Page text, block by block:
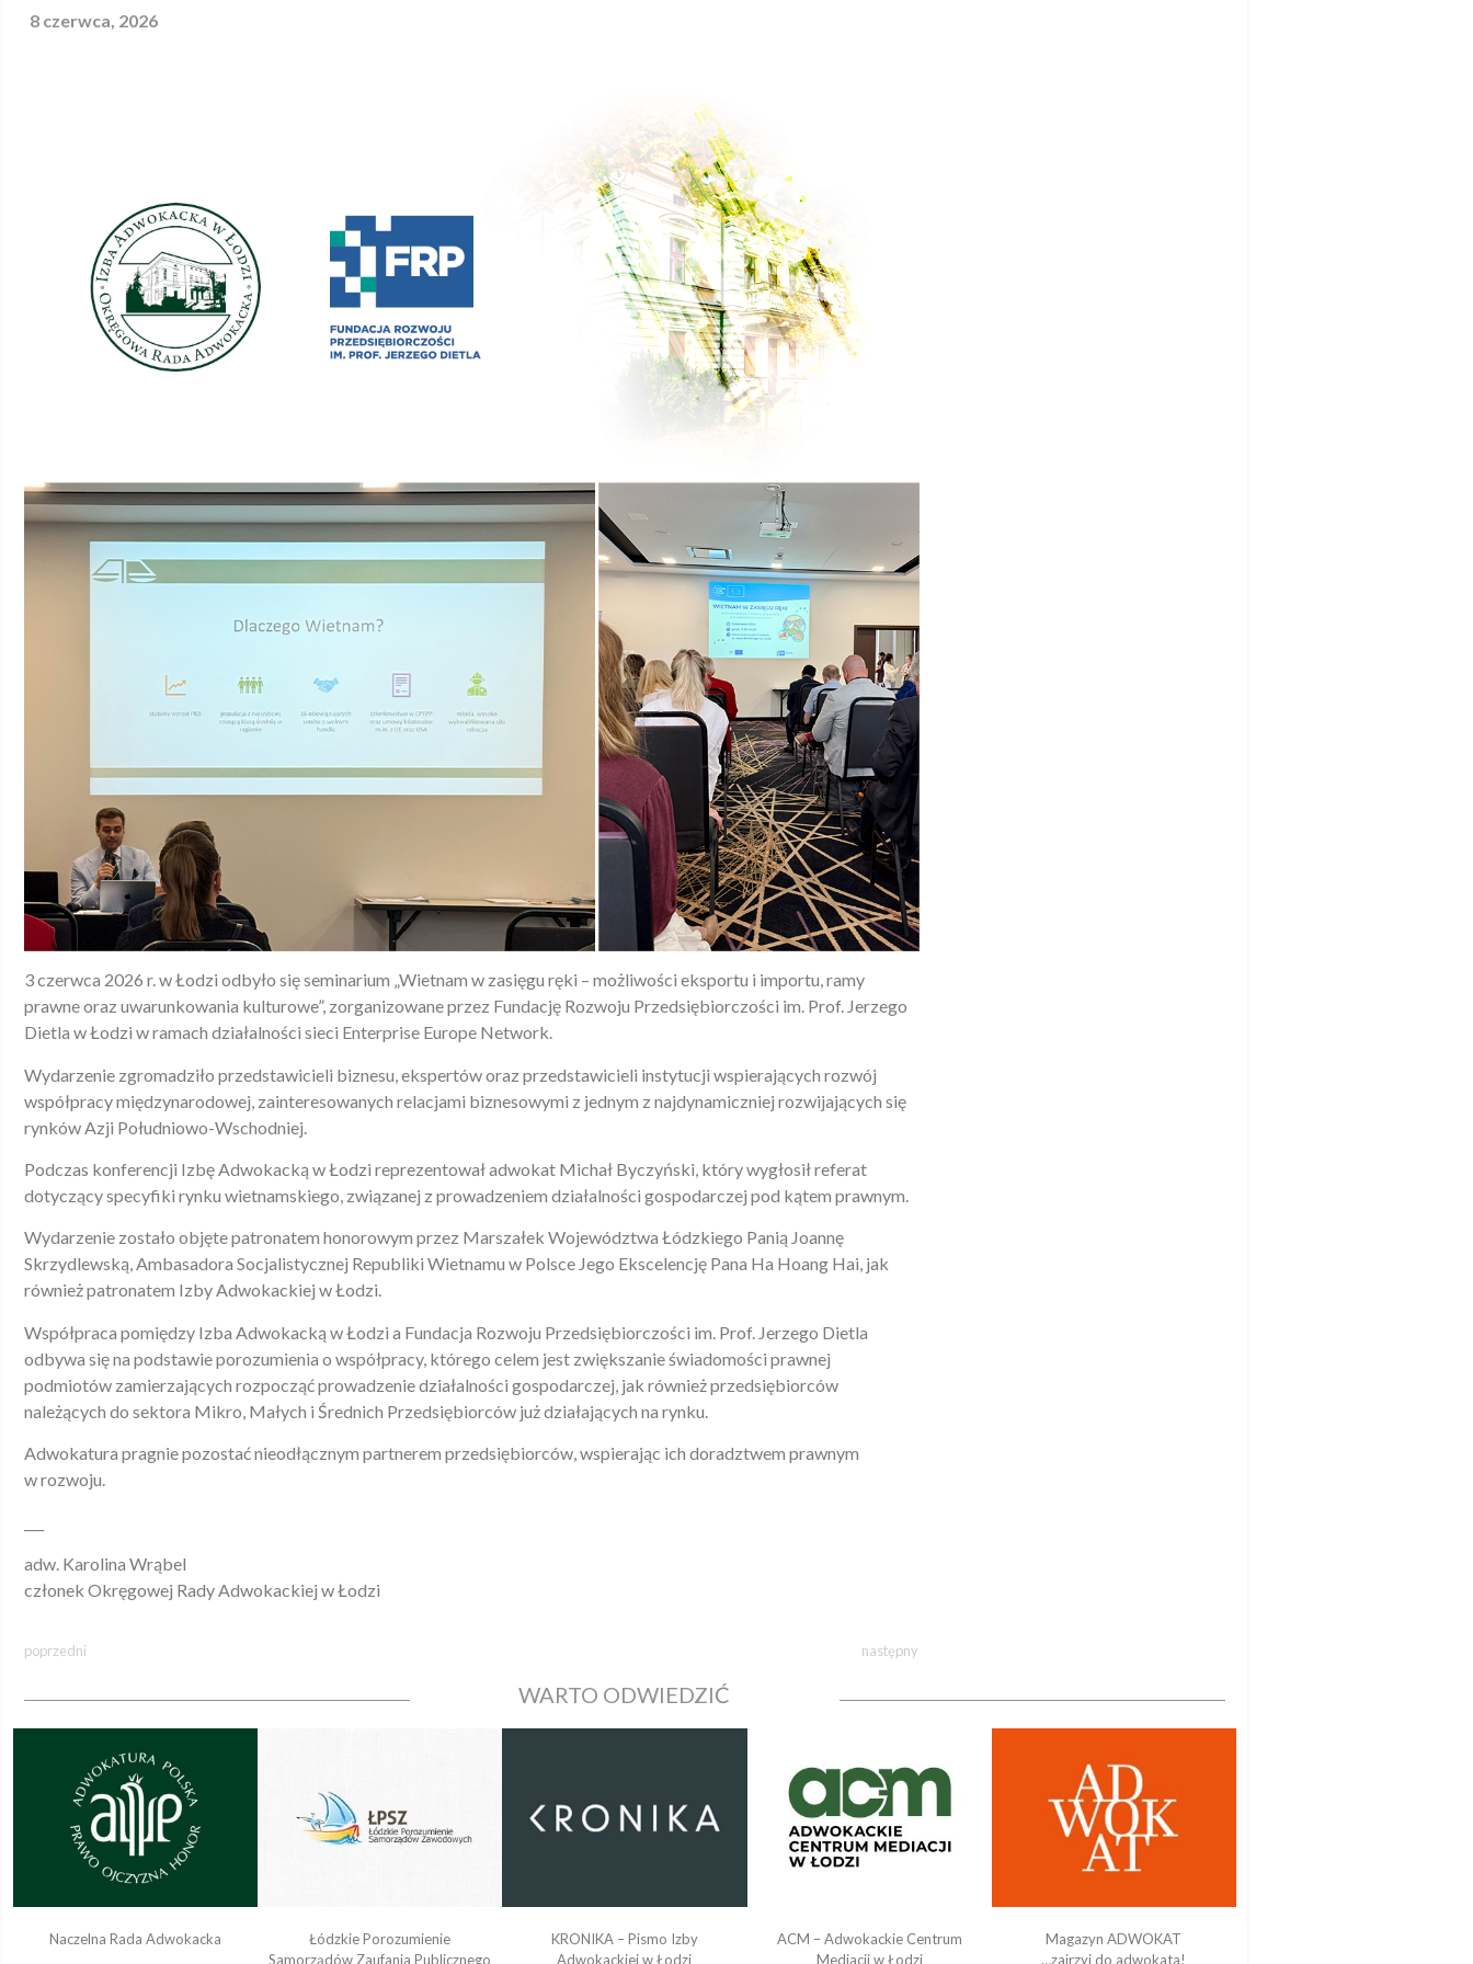
8 czerwca, 2026
3 czerwca 2026 r. w Łodzi odbyło się seminarium „Wietnam w zasięgu ręki – możliwości eksportu i importu, ramy
prawne oraz uwarunkowania kulturowe”, zorganizowane przez Fundację Rozwoju Przedsiębiorczości im. Prof. Jerzego
Dietla w Łodzi w ramach działalności sieci Enterprise Europe Network.
Wydarzenie zgromadziło przedstawicieli biznesu, ekspertów oraz przedstawicieli instytucji wspierających rozwój
współpracy międzynarodowej, zainteresowanych relacjami biznesowymi z jednym z najdynamiczniej rozwijających się
rynków Azji Południowo-Wschodniej.
Podczas konferencji Izbę Adwokacką w Łodzi reprezentował adwokat Michał Byczyński, który wygłosił referat
dotyczący specyfiki rynku wietnamskiego, związanej z prowadzeniem działalności gospodarczej pod kątem prawnym.
Wydarzenie zostało objęte patronatem honorowym przez Marszałek Województwa Łódzkiego Panią Joannę
Skrzydlewską, Ambasadora Socjalistycznej Republiki Wietnamu w Polsce Jego Ekscelencję Pana Ha Hoang Hai, jak
również patronatem Izby Adwokackiej w Łodzi.
Współpraca pomiędzy Izba Adwokacką w Łodzi a Fundacja Rozwoju Przedsiębiorczości im. Prof. Jerzego Dietla
odbywa się na podstawie porozumienia o współpracy, którego celem jest zwiększanie świadomości prawnej
podmiotów zamierzających rozpocząć prowadzenie działalności gospodarczej, jak również przedsiębiorców
należących do sektora Mikro, Małych i Średnich Przedsiębiorców już działających na rynku.
Adwokatura pragnie pozostać nieodłącznym partnerem przedsiębiorców, wspierając ich doradztwem prawnym
w rozwoju.
adw. Karolina Wrąbel
członek Okręgowej Rady Adwokackiej w Łodzi
poprzedni następny
WARTO ODWIEDZIĆ
Naczelna Rada Adwokacka
Łódzkie Porozumienie
Samorządów Zaufania Publicznego
KRONIKA – Pismo Izby
Adwokackiej w Łodzi
ACM – Adwokackie Centrum
Mediacji w Łodzi
Magazyn ADWOKAT
…zajrzyj do adwokata!